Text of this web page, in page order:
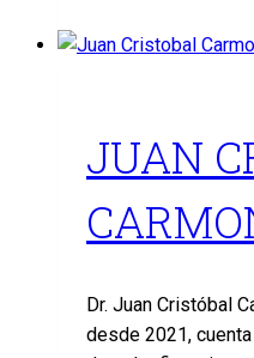
JUAN
Dr. Juan Cristóbal
desde 2021,